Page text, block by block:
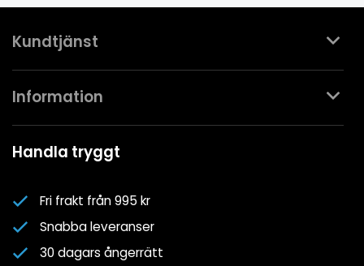
Kundtjänst
Kontakta oss
Mina favoriter
Information
Spa- & Poolguider
Nyhetsbrev
Om oss
Cookiepolicy
Handla tryggt
Fri frakt från 995 kr
Snabba leveranser
30 dagars ångerrätt